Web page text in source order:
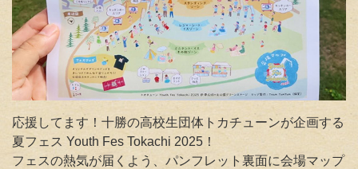
応援してます！十勝の高校生団体トカチューンが企画する
夏フェス Youth Fes Tokachi 2025！
フェスの熱気が届くよう、パンフレット裏面に会場マップ